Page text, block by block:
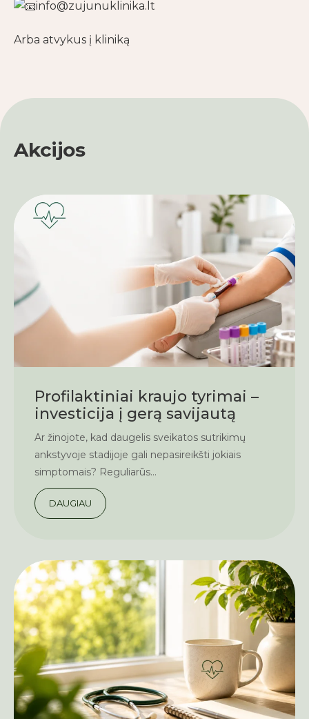
info@zujunuklinika.lt
Arba atvykus į kliniką
Akcijos
Profilaktiniai kraujo tyrimai –
investicija į gerą savijautą
Ar žinojote, kad daugelis sveikatos sutrikimų
ankstyvoje stadijoje gali nepasireikšti jokiais
simptomais? Reguliarūs...
DAUGIAU